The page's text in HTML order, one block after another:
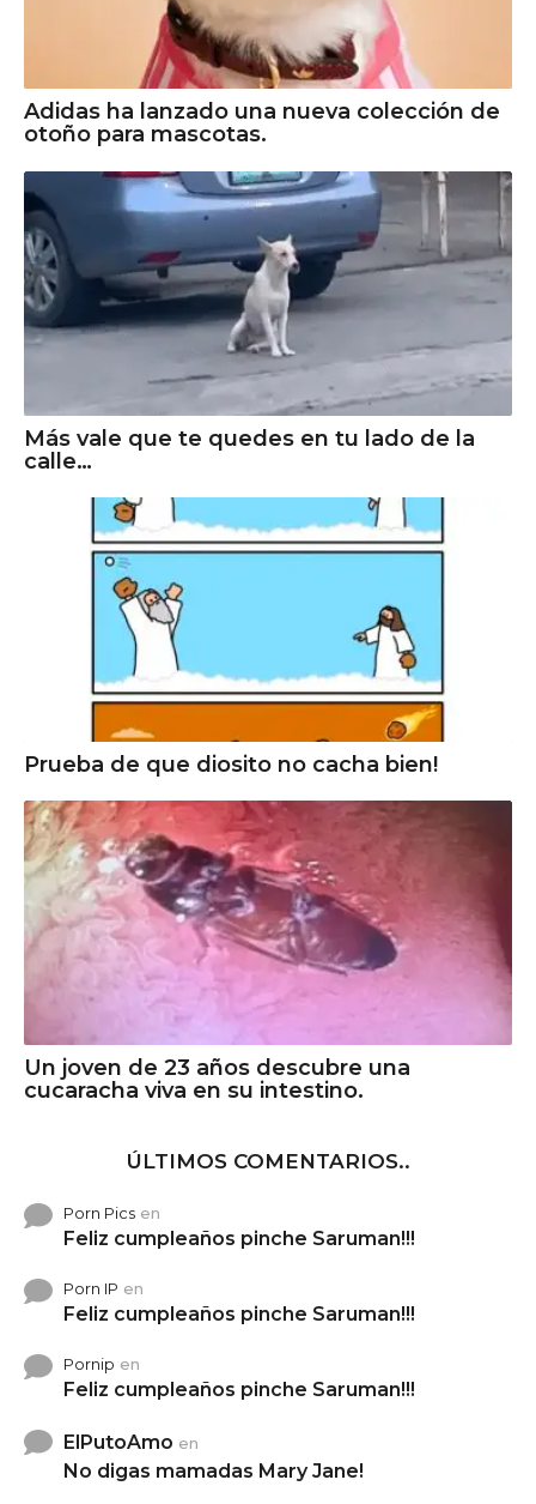
Adidas ha lanzado una nueva colección de
otoño para mascotas.
Más vale que te quedes en tu lado de la
calle…
Prueba de que diosito no cacha bien!
Un joven de 23 años descubre una
cucaracha viva en su intestino.
ÚLTIMOS COMENTARIOS..
Porn Pics en
Feliz cumpleaños pinche Saruman!!!
Porn IP en
Feliz cumpleaños pinche Saruman!!!
Pornip en
Feliz cumpleaños pinche Saruman!!!
ElPutoAmo en
No digas mamadas Mary Jane!